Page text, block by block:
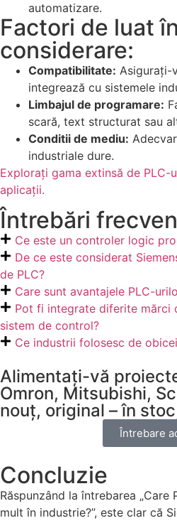
automatizare.
Factori de luat în
considerare:
Compatibilitate: Asigurați-
integrează cu sistemele
Limbajul de programare:
scară, text structurat sau
Conditii de mediu:
industriale dure.
Explorați gama extinsă de PLC-
aplicații.
Întrebări
Ce este un controler logic
De ce este considerat
de PLC?
Care sunt avantajele PLC-
Pot fi integrate diferite mărci
sistem de control?
Ce industrii folosesc de
Alimentați-vă
Omron, Mitsubishi,
nouț, original – în
Întrebare
Concluzie
Răspunzând la întrebarea
mult în industrie?”, este clar că